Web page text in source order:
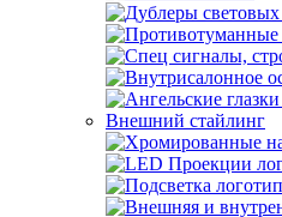
Внешний стайлинг